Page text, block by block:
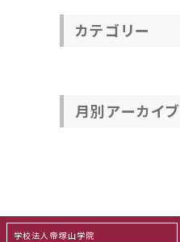
カテゴリー
月別アーカイブ
学校法人帝塚山学院